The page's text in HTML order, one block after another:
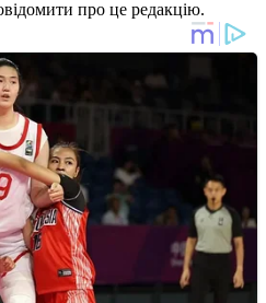
про це редакцію.